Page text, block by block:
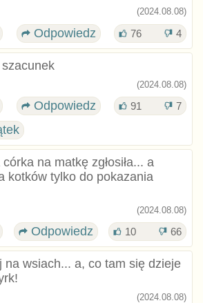
(2024.08.08)
Odpowiedz 76 4
(2024.08.08)
Odpowiedz 91 7
na matkę zgłosiła... a
kotków tylko do pokazania
(2024.08.08)
Odpowiedz 10 66
na wsiach... a, co tam się dzieje
(2024.08.08)